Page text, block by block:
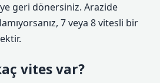
geri dönersiniz. Arazide
7 veya 8 vitesli bir
vites var?